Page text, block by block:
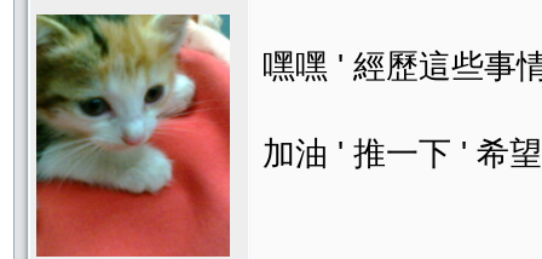
嘿嘿 ' 經歷這些事
加油 ' 推一下 ' 希